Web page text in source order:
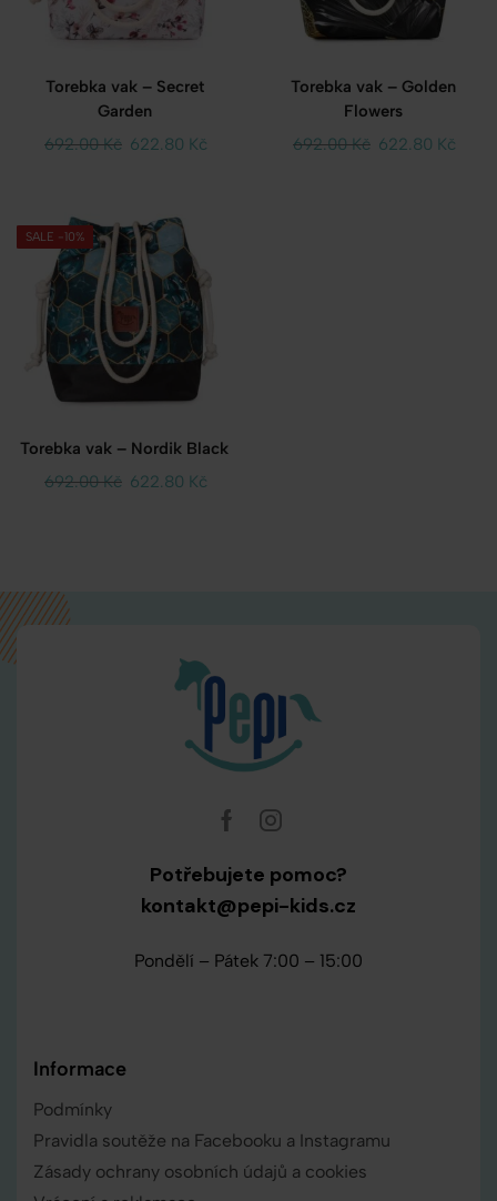
Torebka vak – Secret
Garden
692.00Kč 622.80 Kč
Torebka vak – Golden
Flowers
692.00Kč 622.80 Kč
SALE -10%
Torebka vak – Nordik Black
692.00Kč 622.80 Kč
Potřebujete pomoc?
kontakt@pepi-kids.cz
Pondělí – Pátek 7:00 – 15:00
Informace
Podmínky
Pravidla soutěže na Facebooku a Instagramu
Zásady ochrany osobních údajů a cookies